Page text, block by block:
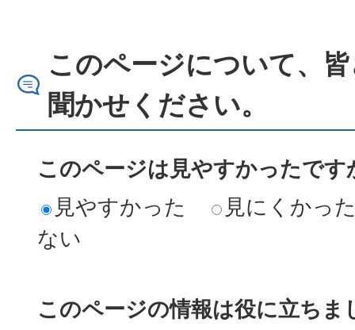
このページについて、
聞かせください。
このページは見やすかったです
見やすかった
見にくかっ
ない
このページの情報は役に立ちま